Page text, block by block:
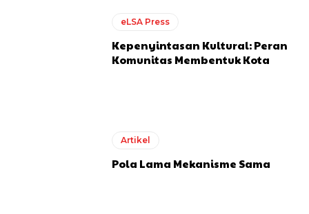
eLSA Press
Kepenyintasan Kultural: Peran
Komunitas Membentuk Kota
Artikel
Pola Lama Mekanisme Sama